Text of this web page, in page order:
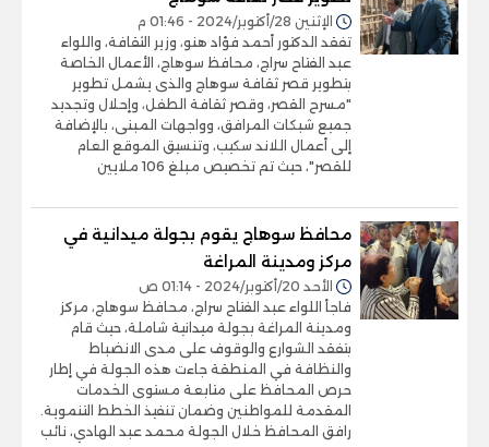
الإثنين 28/أكتوبر/2024 - 01:46 م
تفقد الدكتور أحمد فؤاد هنو، وزير الثقافة، واللواء
عبد الفتاح سراج، محافظ سوهاج، الأعمال الخاصة
بتطوير قصر ثقافة سوهاج والذى يشمل تطوير
"مسرح القصر، وقصر ثقافة الطفل، وإحلال وتجديد
جميع شبكات المرافق، وواجهات المبنى، بالإضافة
إلى أعمال اللاند سكيب، وتنسيق الموقع العام
للقصر"، حيث تم تخصيص مبلغ 106 ملايين
محافظ سوهاج يقوم بجولة ميدانية في
مركز ومدينة المراغة
الأحد 20/أكتوبر/2024 - 01:14 ص
فاجأ اللواء عبد الفتاح سراج، محافظ سوهاج، مركز
ومدينة المراغة بجولة ميدانية شاملة، حيث قام
بتفقد الشوارع والوقوف على مدى الانضباط
والنظافة في المنطقة جاءت هذه الجولة في إطار
حرص المحافظ على متابعة مستوى الخدمات
المقدمة للمواطنين وضمان تنفيذ الخطط التنموية.
رافق المحافظ خلال الجولة محمد عبد الهادي، نائب